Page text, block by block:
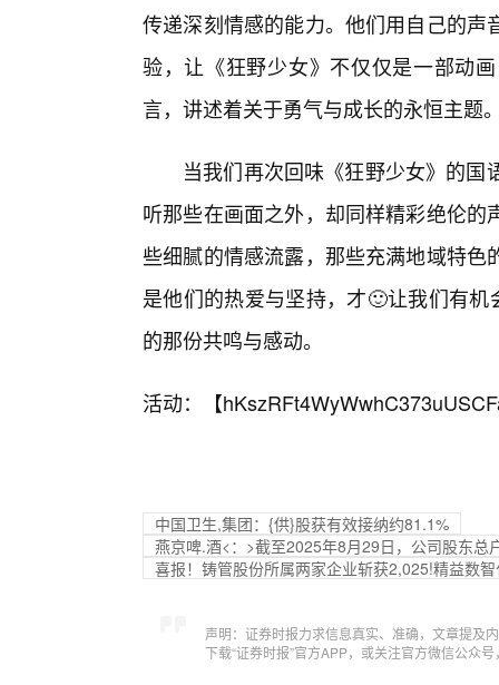
传递深刻情感的能力。他们用自己的
验，让《狂野少女》不仅仅是一部动
言，讲述着关于勇气与成长的永恒主题
当我们再次回味《狂野少女》的
听那些在画面之外，却同样精彩绝伦
些细腻的情感流露，那些充满地域特
是他们的热爱与坚持，才🙂让我们有
的那份共鸣与感动。
活动：【
中国卫生,集团：{供}股获有效接纳约81.1%
燕京啤.酒<：>截至2025年8月29日，公司股东总
喜报！铸管股份所属两家企业斩获2,025!精益数
声明：证券时报力求信息真实、准确，文章提及
下载“证券时报”官方APP，或关注官方微信公众